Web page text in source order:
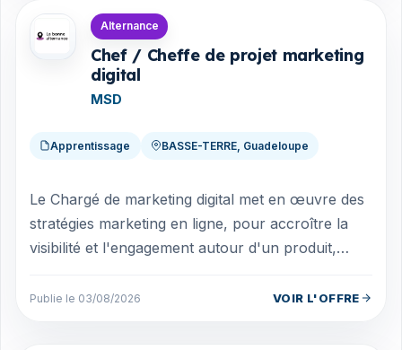
Alternance
Chef / Cheffe de projet marketing
digital
MSD
Apprentissage BASSE-TERRE, Guadeloupe
Le Chargé de marketing digital met en œuvre des
stratégies marketing en ligne, pour accroître la
visibilité et l'engagement autour d'un produit,
Publie le 03/08/2026 VOIR L'OFFRE
Offres en Guadeloupe